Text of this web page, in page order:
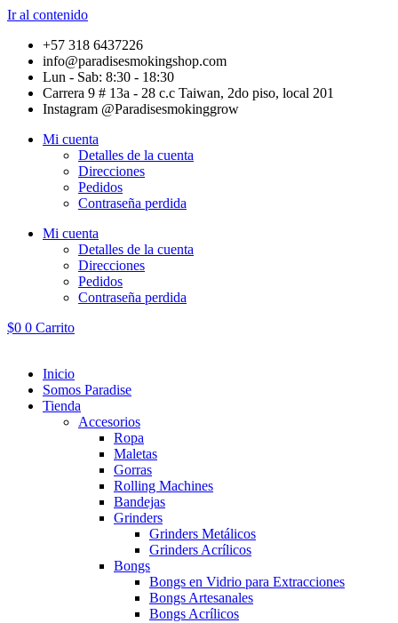
Ir al contenido
+57 318 6437226
info@paradisesmokingshop.com
Lun - Sab: 8:30 - 18:30
Carrera 9 # 13a - 28 c.c Taiwan, 2do piso, local 201
Instagram @Paradisesmokinggrow
Mi cuenta
Detalles de la cuenta
Direcciones
Pedidos
Contraseña perdida
Mi cuenta
Detalles de la cuenta
Direcciones
Pedidos
Contraseña perdida
$0 0 Carrito
Inicio
Somos Paradise
Tienda
Accesorios
Ropa
Maletas
Gorras
Rolling Machines
Bandejas
Grinders
Grinders Metálicos
Grinders Acrílicos
Bongs
Bongs en Vidrio para Extracciones
Bongs Artesanales
Bongs Acrílicos